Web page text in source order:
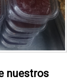
nuestros